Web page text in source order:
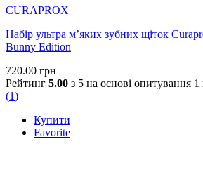
CURAPROX
Набір ультра м’яких зубних щіток
Bunny Edition
720.00 грн
Рейтинг 5.00 з 5 на основі опитування 1
(1)
Купити
Favorite